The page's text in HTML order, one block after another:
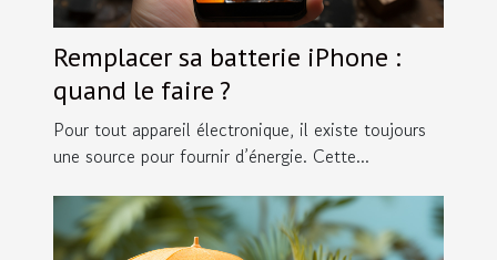
Remplacer sa batterie iPhone :
quand le faire ?
Pour tout appareil électronique, il existe toujours
une source pour fournir d’énergie. Cette...